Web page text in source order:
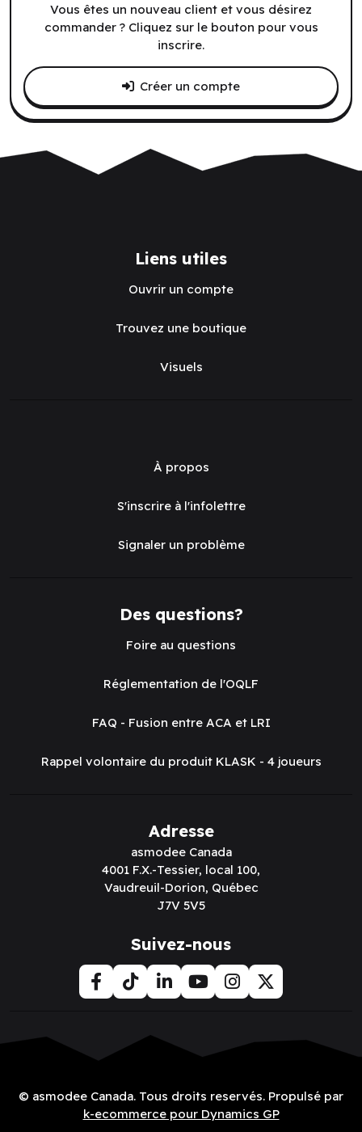
Vous êtes un nouveau client et vous désirez
commander ? Cliquez sur le bouton pour vous
inscrire.
Créer un compte
Liens utiles
Ouvrir un compte
Trouvez une boutique
Visuels
À propos
S'inscrire à l'infolettre
Signaler un problème
Des questions?
Foire au questions
Réglementation de l'OQLF
FAQ - Fusion entre ACA et LRI
Rappel volontaire du produit KLASK - 4 joueurs
Adresse
asmodee Canada
4001 F.X.-Tessier, local 100,
Vaudreuil-Dorion, Québec
J7V 5V5
Suivez-nous
© asmodee Canada. Tous droits reservés. Propulsé par
k-ecommerce pour Dynamics GP